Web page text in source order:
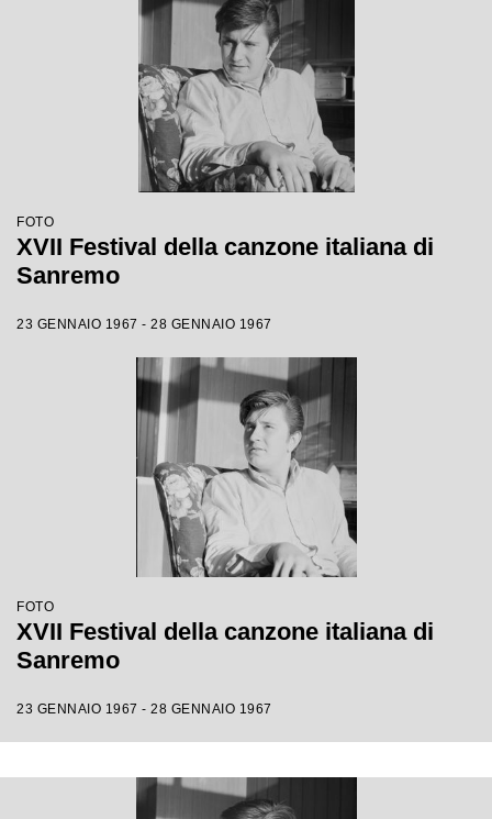
FOTO
XVII Festival della canzone italiana di
Sanremo
23 GENNAIO 1967 - 28 GENNAIO 1967
FOTO
XVII Festival della canzone italiana di
Sanremo
23 GENNAIO 1967 - 28 GENNAIO 1967